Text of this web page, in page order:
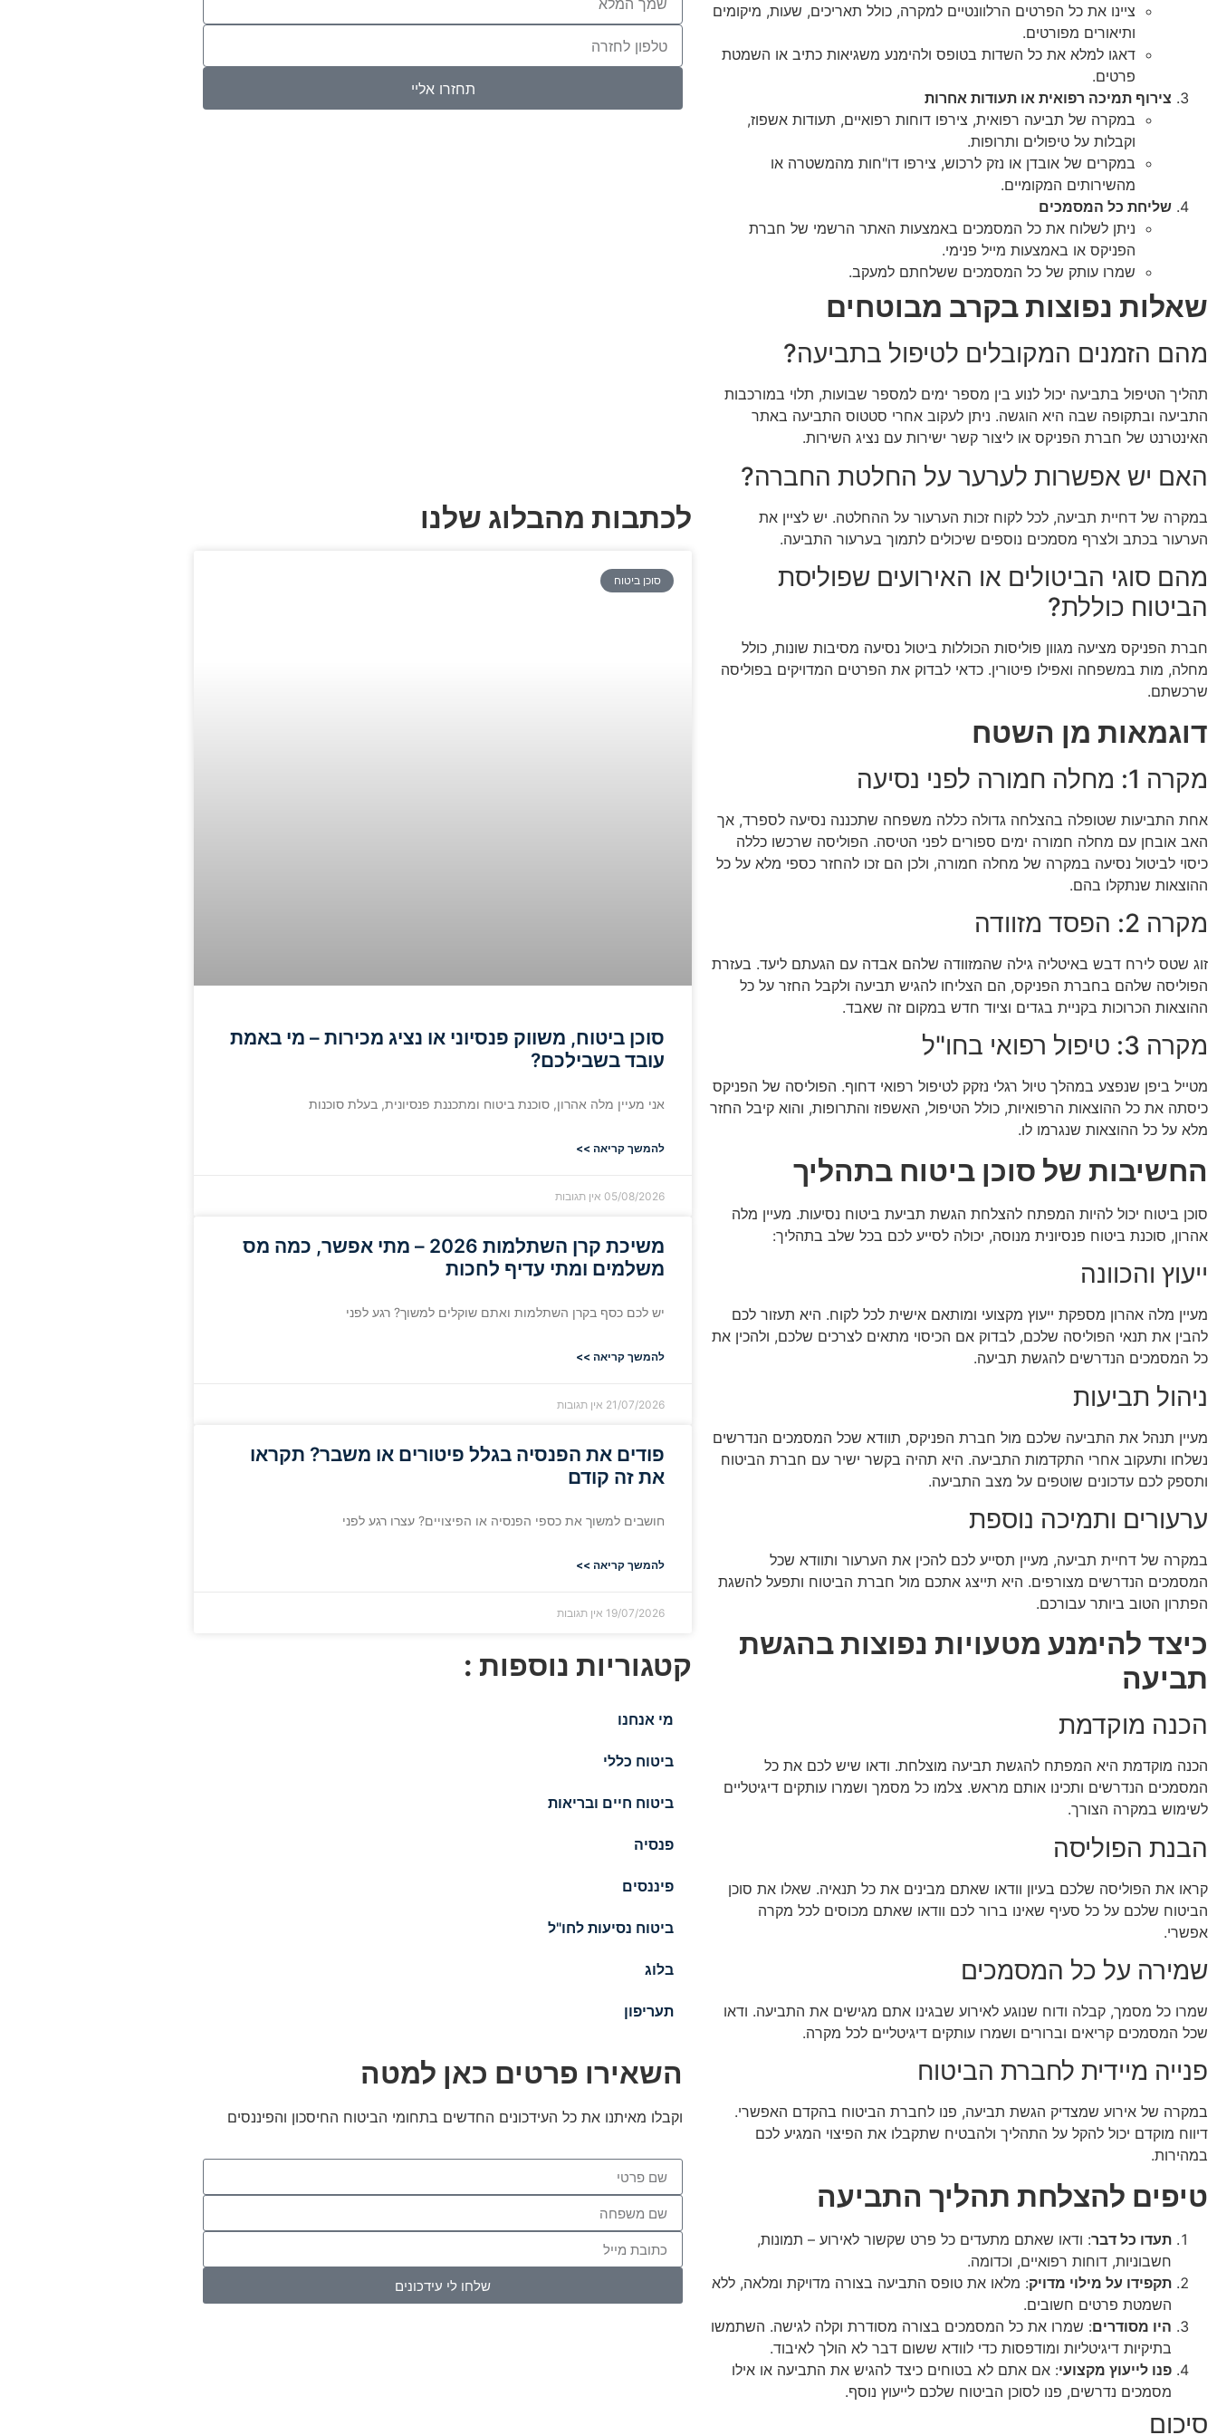
ציינו את כל הפרטים הרלוונטיים למקרה, כולל תאריכים, שעות, מיקומים
ותיאורים מפורטים.
דאגו למלא את כל השדות בטופס ולהימנע משגיאות כתיב או השמטת
פרטים.
צירוף תמיכה רפואית או תעודות אחרות
במקרה של תביעה רפואית, צירפו דוחות רפואיים, תעודות אשפוז,
וקבלות על טיפולים ותרופות.
במקרים של אובדן או נזק לרכוש, צירפו דו"חות מהמשטרה או
מהשירותים המקומיים.
שליחת כל המסמכים
ניתן לשלוח את כל המסמכים באמצעות האתר הרשמי של חברת
הפניקס או באמצעות מייל פנימי.
שמרו עותק של כל המסמכים ששלחתם למעקב.
שאלות נפוצות בקרב מבוטחים
מהם הזמנים המקובלים לטיפול בתביעה?
תהליך הטיפול בתביעה יכול לנוע בין מספר ימים למספר שבועות, תלוי במורכבות
התביעה ובתקופה שבה היא הוגשה. ניתן לעקוב אחרי סטטוס התביעה באתר
האינטרנט של חברת הפניקס או ליצור קשר ישירות עם נציג השירות.
האם יש אפשרות לערער על החלטת החברה?
במקרה של דחיית תביעה, לכל לקוח זכות הערעור על ההחלטה. יש לציין את
הערעור בכתב ולצרף מסמכים נוספים שיכולים לתמוך בערעור התביעה.
מהם סוגי הביטולים או האירועים שפוליסת
הביטוח כוללת?
חברת הפניקס מציעה מגוון פוליסות הכוללות ביטול נסיעה מסיבות שונות, כולל
מחלה, מות במשפחה ואפילו פיטורין. כדאי לבדוק את הפרטים המדויקים בפוליסה
שרכשתם.
דוגמאות מן השטח
מקרה 1: מחלה חמורה לפני נסיעה
אחת התביעות שטופלה בהצלחה גדולה כללה משפחה שתכננה נסיעה לספרד, אך
האב אובחן עם מחלה חמורה ימים ספורים לפני הטיסה. הפוליסה שרכשו כללה
כיסוי לביטול נסיעה במקרה של מחלה חמורה, ולכן הם זכו להחזר כספי מלא על כל
ההוצאות שנתקלו בהם.
מקרה 2: הפסד מזוודה
זוג שטס לירח דבש באיטליה גילה שהמזוודה שלהם אבדה עם הגעתם ליעד. בעזרת
הפוליסה שלהם בחברת הפניקס, הם הצליחו להגיש תביעה ולקבל החזר על כל
ההוצאות הכרוכות בקניית בגדים וציוד חדש במקום זה שאבד.
מקרה 3: טיפול רפואי בחו"ל
מטייל ביפן שנפצע במהלך טיול רגלי נזקק לטיפול רפואי דחוף. הפוליסה של הפניקס
כיסתה את כל ההוצאות הרפואיות, כולל הטיפול, האשפוז והתרופות, והוא קיבל החזר
מלא על כל ההוצאות שנגרמו לו.
החשיבות של סוכן ביטוח בתהליך
סוכן ביטוח יכול להיות המפתח להצלחת הגשת תביעת ביטוח נסיעות. מעיין מלה
אהרון, סוכנת ביטוח פנסיונית מנוסה, יכולה לסייע לכם בכל שלב בתהליך:
ייעוץ והכוונה
מעיין מלה אהרון מספקת ייעוץ מקצועי ומותאם אישית לכל לקוח. היא תעזור לכם
להבין את תנאי הפוליסה שלכם, לבדוק אם הכיסוי מתאים לצרכים שלכם, ולהכין את
כל המסמכים הנדרשים להגשת תביעה.
ניהול תביעות
מעיין תנהל את התביעה שלכם מול חברת הפניקס, תוודא שכל המסמכים הנדרשים
נשלחו ותעקוב אחרי התקדמות התביעה. היא תהיה בקשר ישיר עם חברת הביטוח
ותספק לכם עדכונים שוטפים על מצב התביעה.
ערעורים ותמיכה נוספת
במקרה של דחיית תביעה, מעיין תסייע לכם להכין את הערעור ותוודא שכל
המסמכים הנדרשים מצורפים. היא תייצג אתכם מול חברת הביטוח ותפעל להשגת
הפתרון הטוב ביותר עבורכם.
כיצד להימנע מטעויות נפוצות בהגשת
תביעה
הכנה מוקדמת
הכנה מוקדמת היא המפתח להגשת תביעה מוצלחת. ודאו שיש לכם את כל
המסמכים הנדרשים ותכינו אותם מראש. צלמו כל מסמך ושמרו עותקים דיגיטליים
לשימוש במקרה הצורך.
הבנת הפוליסה
קראו את הפוליסה שלכם בעיון וודאו שאתם מבינים את כל תנאיה. שאלו את סוכן
הביטוח שלכם על כל סעיף שאינו ברור לכם וודאו שאתם מכוסים לכל מקרה
אפשרי.
שמירה על כל המסמכים
שמרו כל מסמך, קבלה ודוח שנוגע לאירוע שבגינו אתם מגישים את התביעה. ודאו
שכל המסמכים קריאים וברורים ושמרו עותקים דיגיטליים לכל מקרה.
פנייה מיידית לחברת הביטוח
במקרה של אירוע שמצדיק הגשת תביעה, פנו לחברת הביטוח בהקדם האפשרי.
דיווח מוקדם יכול להקל על התהליך ולהבטיח שתקבלו את הפיצוי המגיע לכם
במהירות.
טיפים להצלחת תהליך התביעה
תעדו כל דבר: ודאו שאתם מתעדים כל פרט שקשור לאירוע – תמונות,
חשבוניות, דוחות רפואיים, וכדומה.
תקפידו על מילוי מדויק: מלאו את טופס התביעה בצורה מדויקת ומלאה, ללא
השמטת פרטים חשובים.
היו מסודרים: שמרו את כל המסמכים בצורה מסודרת וקלה לגישה. השתמשו
בתיקיות דיגיטליות ומודפסות כדי לוודא ששום דבר לא הולך לאיבוד.
פנו לייעוץ מקצועי: אם אתם לא בטוחים כיצד להגיש את התביעה או אילו
מסמכים נדרשים, פנו לסוכן הביטוח שלכם לייעוץ נוסף.
סיכום
תחזרו אליי
לכתבות מהבלוג שלנו
סוכן ביטוח
סוכן ביטוח, משווק פנסיוני או נציג מכירות – מי באמת
עובד בשבילכם?
אני מעיין מלה אהרון, סוכנת ביטוח ומתכננת פנסיונית, בעלת סוכנות
להמשך קריאה >>
05/08/2026 אין תגובות
משיכת קרן השתלמות 2026 – מתי אפשר, כמה מס
משלמים ומתי עדיף לחכות
יש לכם כסף בקרן השתלמות ואתם שוקלים למשוך? רגע לפני
להמשך קריאה >>
21/07/2026 אין תגובות
פודים את הפנסיה בגלל פיטורים או משבר? תקראו
את זה קודם
חושבים למשוך את כספי הפנסיה או הפיצויים? עצרו רגע לפני
להמשך קריאה >>
19/07/2026 אין תגובות
קטגוריות נוספות :
מי אנחנו
ביטוח כללי
ביטוח חיים ובריאות
פנסיה
פיננסים
ביטוח נסיעות לחו"ל
בלוג
תעריפון
השאירו פרטים כאן למטה
וקבלו מאיתנו את כל העידכונים החדשים בתחומי הביטוח החיסכון והפיננסים
שלחו לי עידכונים